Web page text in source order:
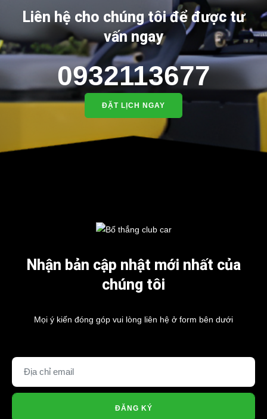
Liên hệ cho chúng tôi để được tư
vấn ngay
0932113677
ĐẶT LỊCH NGAY
Nhận bản cập nhật mới nhất của
chúng tôi
Mọi ý kiến đóng góp vui lòng liên hệ ở form bên dưới
ĐĂNG KÝ